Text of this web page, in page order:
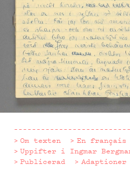
Om texten
En français
Uppifter i Ingmar
Publicerad
Adaptioner